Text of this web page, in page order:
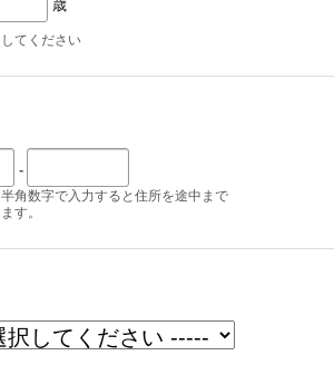
歳
てください
-
角数字で入力すると住所を途中まで
す。